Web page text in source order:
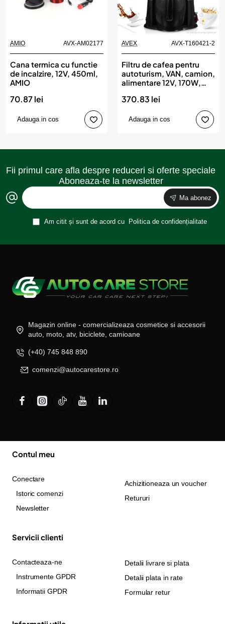
AMIO AVX-AM02177
Cana termica cu functie
de incalzire, 12V, 450ml,
AMIO
70.87 lei
Adauga in cos
AVEX AVX-T160421-2
Filtru de cafea pentru
autoturism, VAN, camion,
alimentare 12V, 170W,
370.83 lei
Adauga in cos
Fii primul care afla despre reduceri si oferte speciale
Aboneaza-te la newsletter
Ma abonez
Am citit și sunt de acord cu Politica de confidențialitate
Magazin online - comercializeaza cosmetice si accesorii
auto, moto, atv, biciclete, camioane
(+40) 745 848 890
comenzi@autocarestore.ro
Contul meu
Conectare
Istoric comenzi
Newsletter
Achizitioneaza un voucher
Retururi
Servicii clienti
Contacteaza-ne
Instrumente GPDR
Informatii GPDR
Detalii livrare si plata
Detalii plata in rate
Formular retur